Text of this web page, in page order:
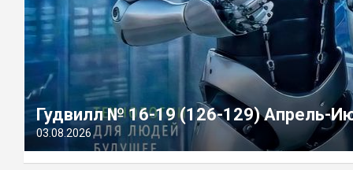
Гудвилл № 16-19 (126-129) Апрель-
03.08.2026